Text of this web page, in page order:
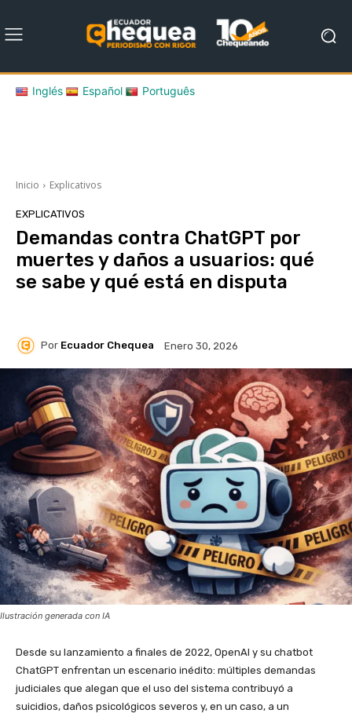
Inglés Español Português
Inicio Explicativos
EXPLICATIVOS
Demandas contra ChatGPT por
muertes y daños a usuarios: qué
se sabe y qué está en disputa
Por Ecuador Chequea Enero 30, 2026
Ilustración generada con IA
Desde su lanzamiento a finales de 2022, OpenAI y su chatbot
ChatGPT enfrentan un escenario inédito: múltiples demandas
judiciales que alegan que el uso del sistema contribuyó a
suicidios, daños psicológicos severos y, en un caso, a un